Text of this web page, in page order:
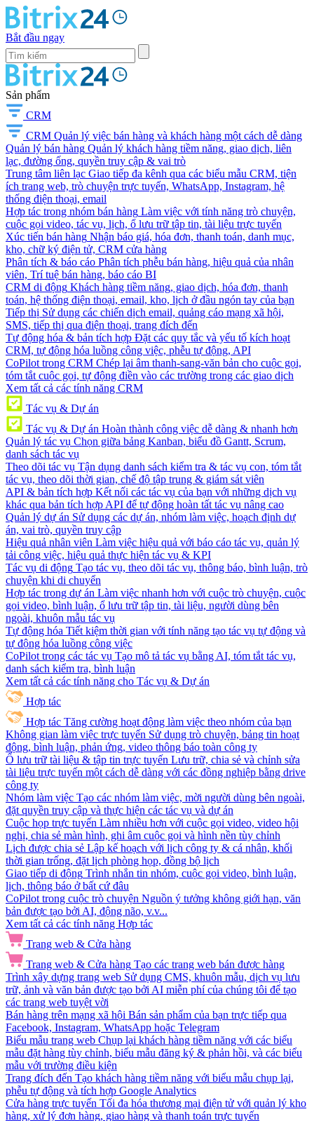
Bắt đầu ngay
Sản phẩm
CRM
CRM Quản lý việc bán hàng và khách hàng một cách dễ dàng
Quản lý bán hàng Quản lý khách hàng tiềm năng, giao dịch, liên
lạc, đường ống, quyền truy cập & vai trò
Trung tâm liên lạc Giao tiếp đa kênh qua các biểu mẫu CRM, tiện
ích trang web, trò chuyện trực tuyến, WhatsApp, Instagram, hệ
thống điện thoại, email
Hợp tác trong nhóm bán hàng Làm việc với tính năng trò chuyện,
cuộc gọi video, tác vụ, lịch, ổ lưu trữ tập tin, tài liệu trực tuyến
Xúc tiến bán hàng Nhận báo giá, hóa đơn, thanh toán, danh mục,
kho, chữ ký điện tử, CRM cửa hàng
Phân tích & báo cáo Phân tích phễu bán hàng, hiệu quả của nhân
viên, Trí tuệ bán hàng, báo cáo BI
CRM di động Khách hàng tiềm năng, giao dịch, hóa đơn, thanh
toán, hệ thống điện thoại, email, kho, lịch ở đầu ngón tay của bạn
Tiếp thị Sử dụng các chiến dịch email, quảng cáo mạng xã hội,
SMS, tiếp thị qua điện thoại, trang đích đến
Tự động hóa & bản tích hợp Đặt các quy tắc và yếu tố kích hoạt
CRM, tự động hóa luồng công việc, phễu tự động, API
CoPilot trong CRM Chép lại âm thanh-sang-văn bản cho cuộc gọi,
tóm tắt cuộc gọi, tự động điền vào các trường trong các giao dịch
Xem tất cả các tính năng CRM
Tác vụ & Dự án
Tác vụ & Dự án Hoàn thành công việc dễ dàng & nhanh hơn
Quản lý tác vụ Chọn giữa bảng Kanban, biểu đồ Gantt, Scrum,
danh sách tác vụ
Theo dõi tác vụ Tận dụng danh sách kiểm tra & tác vụ con, tóm tắt
tác vụ, theo dõi thời gian, chế độ tập trung & giám sát viên
API & bản tích hợp Kết nối các tác vụ của bạn với những dịch vụ
khác qua bản tích hợp API để tự động hoàn tất tác vụ nâng cao
Quản lý dự án Sử dụng các dự án, nhóm làm việc, hoạch định dự
án, vai trò, quyền truy cập
Hiệu quả nhân viên Làm việc hiệu quả với báo cáo tác vụ, quản lý
tải công việc, hiệu quả thực hiện tác vụ & KPI
Tác vụ di động Tạo tác vụ, theo dõi tác vụ, thông báo, bình luận, trò
chuyện khi di chuyển
Hợp tác trong dự án Làm việc nhanh hơn với cuộc trò chuyện, cuộc
gọi video, bình luận, ổ lưu trữ tập tin, tài liệu, người dùng bên
ngoài, khuôn mẫu tác vụ
Tự động hóa Tiết kiệm thời gian với tính năng tạo tác vụ tự động và
tự động hóa luồng công việc
CoPilot trong các tác vụ Tạo mô tả tác vụ bằng AI, tóm tắt tác vụ,
danh sách kiểm tra, bình luận
Xem tất cả các tính năng cho Tác vụ & Dự án
Hợp tác
Hợp tác Tăng cường hoạt động làm việc theo nhóm của bạn
Không gian làm việc trực tuyến Sử dụng trò chuyện, bảng tin hoạt
động, bình luận, phản ứng, video thông báo toàn công ty
Ổ lưu trữ tài liệu & tập tin trực tuyến Lưu trữ, chia sẻ và chỉnh sửa
tài liệu trực tuyến một cách dễ dàng với các đồng nghiệp bằng drive
công ty
Nhóm làm việc Tạo các nhóm làm việc, mời người dùng bên ngoài,
đặt quyền truy cập và thực hiện các tác vụ và dự án
Cuộc họp trực tuyến Làm nhiều hơn với cuộc gọi video, video hội
nghị, chia sẻ màn hình, ghi âm cuộc gọi và hình nền tùy chỉnh
Lịch được chia sẻ Lập kế hoạch với lịch công ty & cá nhân, khối
thời gian trống, đặt lịch phòng họp, đồng bộ lịch
Giao tiếp di động Trình nhắn tin nhóm, cuộc gọi video, bình luận,
lịch, thông báo ở bất cứ đâu
CoPilot trong cuộc trò chuyện Nguồn ý tưởng không giới hạn, văn
bản được tạo bởi AI, động não, v.v...
Xem tất cả các tính năng Hợp tác
Trang web & Cửa hàng
Trang web & Cửa hàng Tạo các trang web bán được hàng
Trình xây dựng trang web Sử dụng CMS, khuôn mẫu, dịch vụ lưu
trữ, ảnh và văn bản được tạo bởi AI miễn phí của chúng tôi để tạo
các trang web tuyệt vời
Bán hàng trên mạng xã hội Bán sản phẩm của bạn trực tiếp qua
Facebook, Instagram, WhatsApp hoặc Telegram
Biểu mẫu trang web Chụp lại khách hàng tiềm năng với các biểu
mẫu đặt hàng tùy chỉnh, biểu mẫu đăng ký & phản hồi, và các biểu
mẫu với trường điều kiện
Trang đích đến Tạo khách hàng tiềm năng với biểu mẫu chụp lại,
phễu tự động và tích hợp Google Analytics
Cửa hàng trực tuyến Tối đa hóa thương mại điện tử với quản lý kho
hàng, xử lý đơn hàng, giao hàng và thanh toán trực tuyến